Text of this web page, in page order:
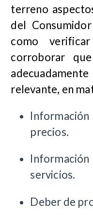
terreno
del
como
corroborar
relevante, en
precios.
servicios.
Deber de